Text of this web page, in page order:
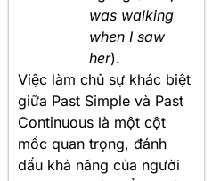
was walking
when I saw
her).
Việc làm chủ sự khác biệt
giữa Past Simple và Past
Continuous là một cột
mốc quan trọng, đánh
dấu khả năng của người